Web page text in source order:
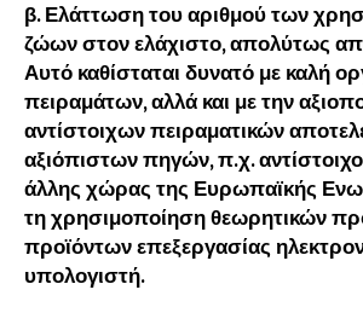
β. Ελάττωση του αριθμού των
ζώων στον ελάχιστο, απολύτως
Αυτό καθίσταται δυνατό με καλή
πειραμάτων, αλλά και με την
αντίστοιχων πειραματικών
αξιόπιστων πηγών, π.χ.
άλλης χώρας της Ευρωπαϊκής
τη χρησιμοποίηση θεωρητικών
προϊόντων επεξεργασίας
υπολογιστή.